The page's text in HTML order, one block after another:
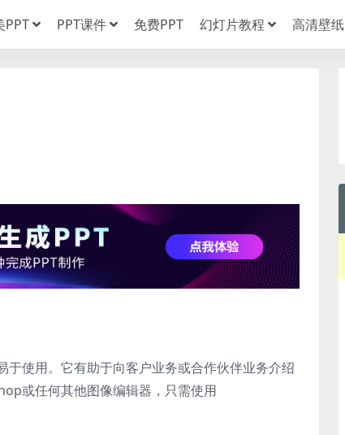
PPT PPT课件 免费PPT 幻灯片教程 高清壁纸
使用。它有助于向客户业务或合作伙伴业务介绍
或任何其他图像编辑器，只需使用